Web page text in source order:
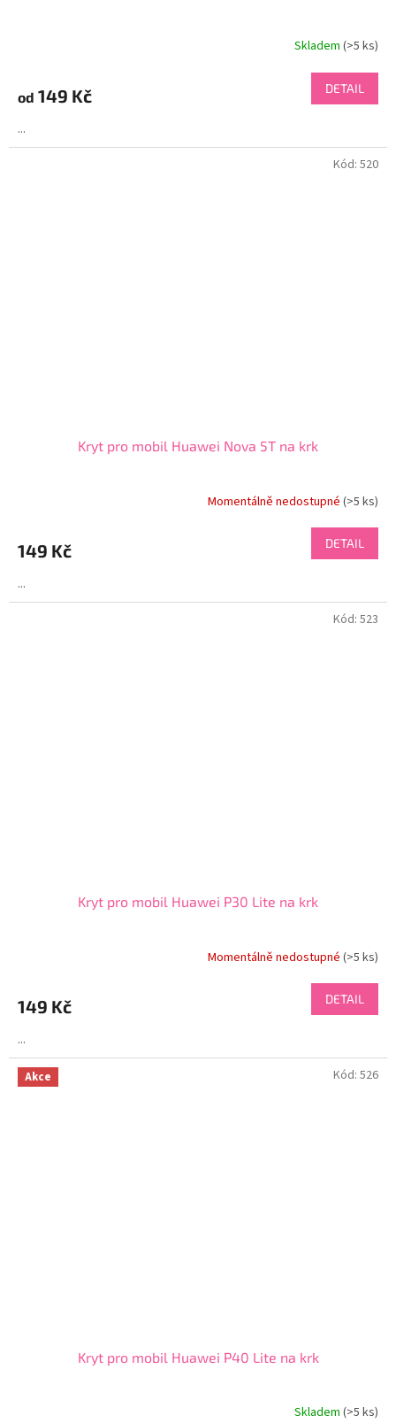
Skladem (>5 ks)
od 149 Kč DETAIL
...
Kryt pro mobil Huawei Nova 5T na krk
Momentálně nedostupné (>5 ks)
149 Kč DETAIL
...
Kód: 520
Kryt pro mobil Huawei P30 Lite na krk
Momentálně nedostupné (>5 ks)
149 Kč DETAIL
...
Kód: 523
Akce
Kryt pro mobil Huawei P40 Lite na krk
Skladem (>5 ks)
Kód: 526